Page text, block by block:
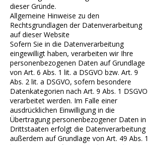
dieser Gründe.
Allgemeine Hinweise zu den
Rechtsgrundlagen der Datenverarbeitung
auf dieser Website
Sofern Sie in die Datenverarbeitung
eingewilligt haben, verarbeiten wir Ihre
personenbezogenen Daten auf Grundlage
von Art. 6 Abs. 1 lit. a DSGVO bzw. Art. 9
Abs. 2 lit. a DSGVO, sofern besondere
Datenkategorien nach Art. 9 Abs. 1 DSGVO
verarbeitet werden. Im Falle einer
ausdrücklichen Einwilligung in die
Übertragung personenbezogener Daten in
Drittstaaten erfolgt die Datenverarbeitung
außerdem auf Grundlage von Art. 49 Abs. 1